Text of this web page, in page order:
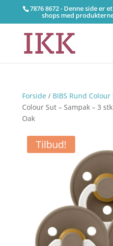
7876 8672 - Denne side er
shops med
Forside/ BIBS Rund
Colour Sut – Sampak – 3
Oak
Tilbud!